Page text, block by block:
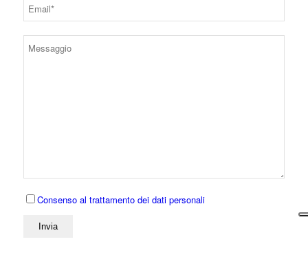
Consenso al trattamento dei dati personali